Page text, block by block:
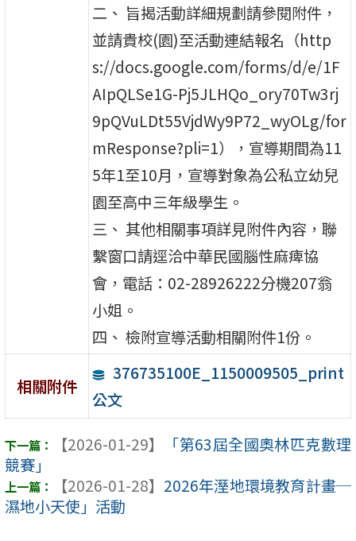
二、 旨揭活動詳細規劃請參閱附件，
並請貴校(園)至活動連結報名（http
s://docs.google.com/forms/d/e/1F
AIpQLSe1G-Pj5JLHQo_ory70Tw3rj
9pQVuLDt55VjdWy9P72_wyOLg/for
mResponse?pli=1），宣導期間為11
5年1至10月，宣導對象為公私立幼兒
園至高中三年級學生。
三、 其他相關事項詳見附件內容，聯
繫窗口請逕洽中華民國腦性麻痺協
會，電話：02-28926222分機207翁
小姐。
四、 檢附宣導活動相關附件1份。
相關附件
376735100E_1150009505_print
公文
【2026-01-29】
「第63屆全國奧林匹克數理
競賽」
【2026-01-28】 2026年溼地環境教育計畫─
濕地小天使」活動